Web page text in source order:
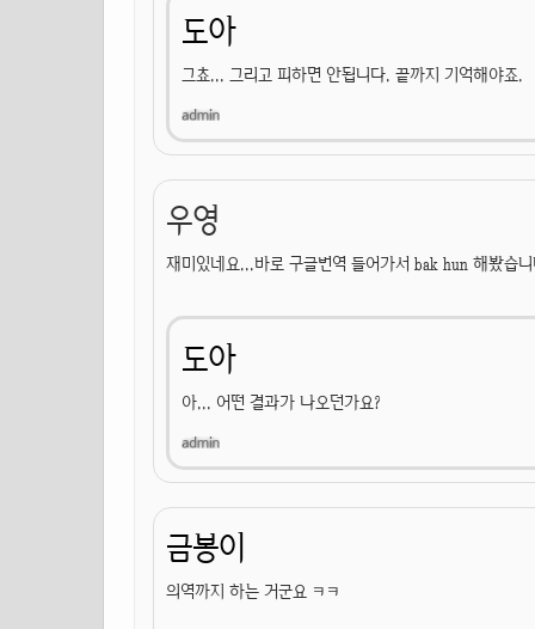
도아
그쵸... 그리고 피하면 안됩니다. 끝까지 기억해야죠.
우영
재미있네요...바로 구글번역 들어가서 bak hun 해봤습
도아
아... 어떤 결과가 나오던가요?
금봉이
의역까지 하는 거군요 ㅋㅋ